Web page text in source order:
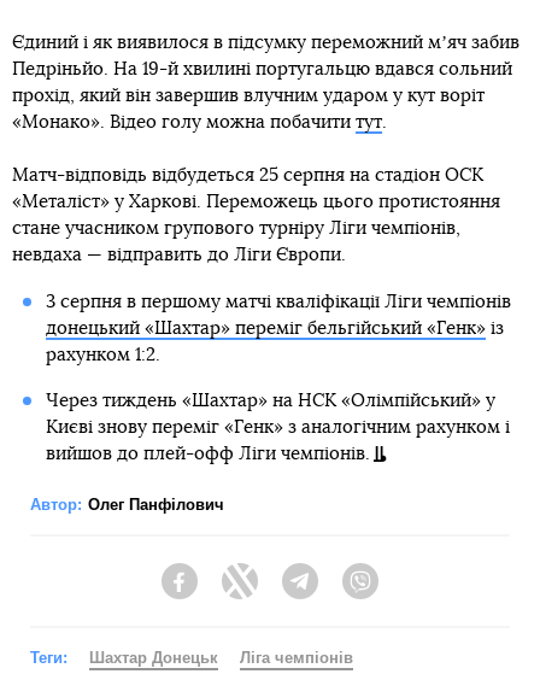
Єдиний і як виявилося в підсумку переможний мʼяч забив
Педріньйо. На 19-й хвилині португальцю вдався сольний
прохід, який він завершив влучним ударом у кут воріт
«Монако». Відео голу можна побачити тут
Матч-відповідь відбудеться 25 серпня на стадіон ОСК
«Металіст» у Харкові. Переможець цього протистояння
стане учасником групового турніру Ліги чемпіонів,
невдаха — відправить до Ліги Європи.
3 серпня в першому матчі кваліфікації Ліги чемпіонів
донецький «Шахтар» переміг бельгійський «Генк»із
рахунком 1:2.
Через тиждень «Шахтар» на НСК «Олімпійський» у
Києві знову переміг «Генк» з аналогічним рахунком і
вийшов до плей-офф Ліги чемпіонів.
Автор: Олег Панфілович
FacebookTwitter Telegram
Теги: Шахтар Донецьк Ліга чемпіонів